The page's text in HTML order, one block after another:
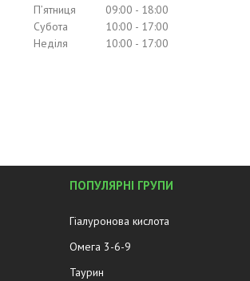
Пʼятниця
09:00
18:00
Субота
10:00
17:00
Неділя
10:00 17:00
ПОПУЛЯРНІ ГРУПИ
Гіалуронова кислота
Омега 3-6-9
Таурин